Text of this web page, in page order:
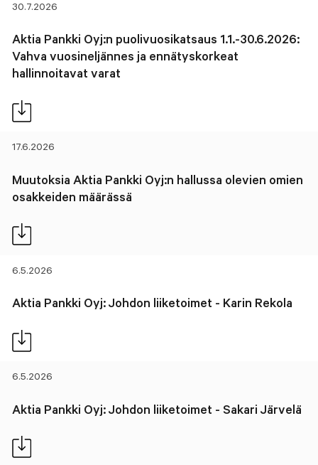
30.7.2026
Aktia Pankki Oyj:n puolivuosikatsaus 1.1.-30.6.2026:
Vahva vuosineljännes ja ennätyskorkeat
hallinnoitavat varat
17.6.2026
Muutoksia Aktia Pankki Oyj:n hallussa olevien omien
osakkeiden määrässä
6.5.2026
Aktia Pankki Oyj: Johdon liiketoimet - Karin Rekola
6.5.2026
Aktia Pankki Oyj: Johdon liiketoimet - Sakari Järvelä